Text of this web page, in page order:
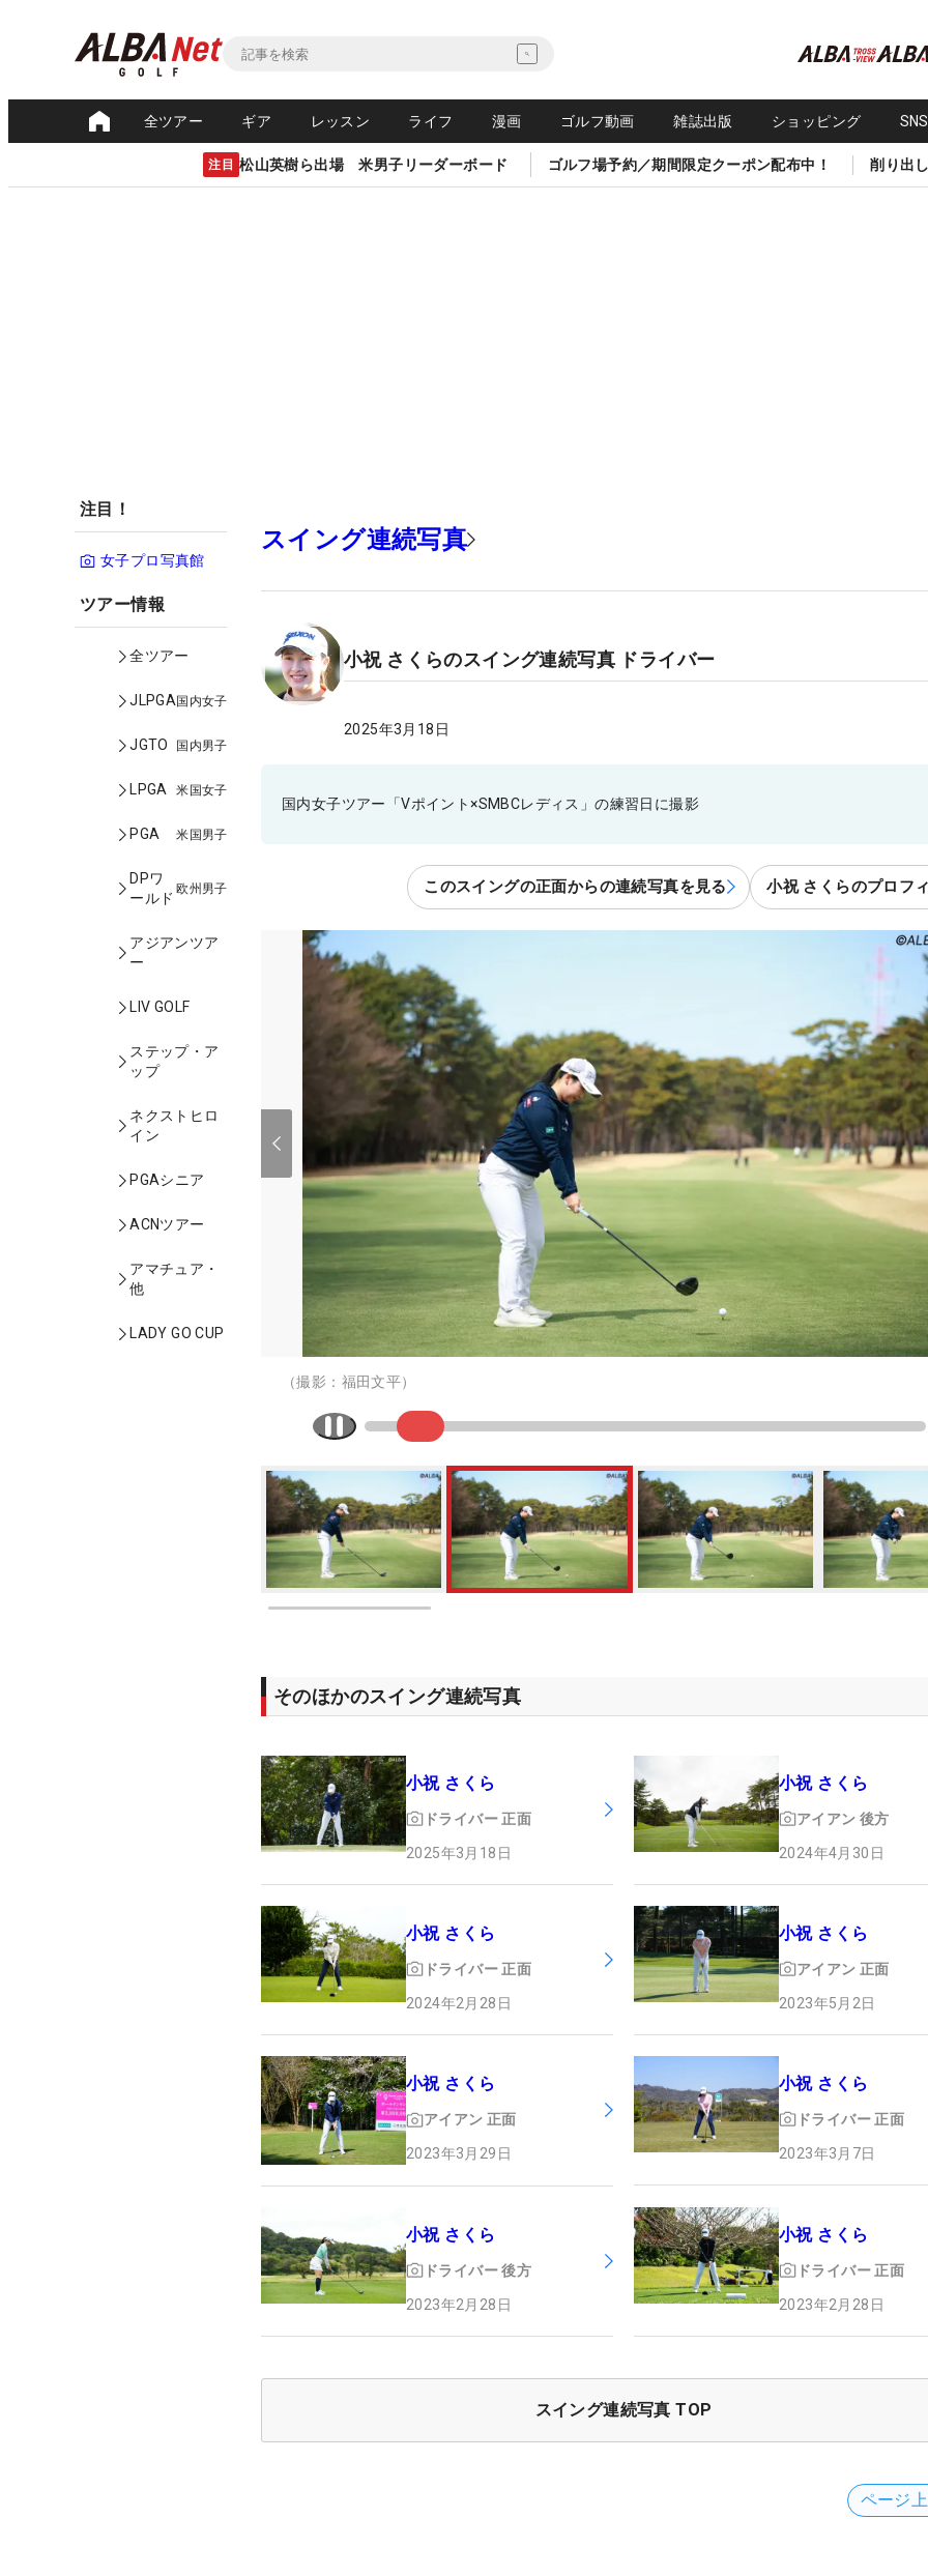
全ツアー ギア レッスン ライフ 漫画 ゴルフ動画 雑誌出版 ショッピング
注目 松山英樹ら出場 米男子リーダーボード ゴルフ場予約／期間限定クーポン配布中！ 削り出
注目！
女子プロ写真館
ツアー情報
全ツアー
JLPGA国内女子
JGTO 国内男子
LPGA 米国女子
PGA 米国男子
DPワ
ールド
欧州男子
アジアンツア
ー
LIV GOLF
ステップ・ア
ップ
ネクストヒロ
イン
PGAシニア
ACNツアー
アマチュア・
他
LADY GO CUP
スイング連続写真
小祝 さくらのスイング連続写真 ドライバー
2025年3月18日
国内女子ツアー「Vポイント×SMBCレディス」の練習日に撮影
このスイングの正面からの連続写真を見る 小祝 さくらのプロフ
（撮影：福田文平）
そのほかのスイング連続写真
小祝 さくら
ドライバー 正面
2025年3月18日
小祝 さくら
アイアン 後方
2024年4月30日
小祝 さくら
ドライバー 正面
2024年2月28日
小祝 さくら
アイアン 正面
2023年5月2日
小祝 さくら
アイアン 正面
2023年3月29日
小祝 さくら
ドライバー 正面
2023年3月7日
小祝 さくら
ドライバー 後方
2023年2月28日
小祝 さくら
ドライバー 正面
2023年2月28日
スイング連続写真 TOP
ページ